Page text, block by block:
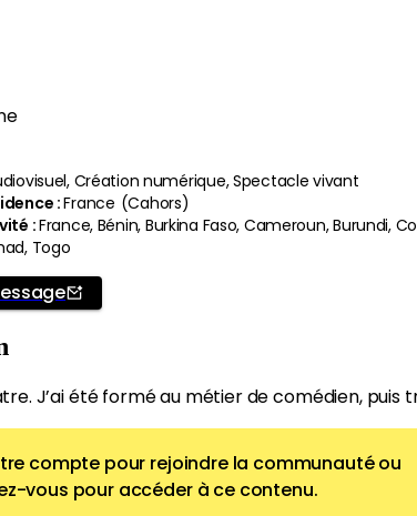
Création numérique, Spectacle vivant
:France (Cahors)
:France, Bénin, Burkina Faso, Cameroun, Burundi,
Togo
J’ai été formé au métier de comédien, puis
compte pour rejoindre la communauté ou
vous pour accéder à ce contenu.